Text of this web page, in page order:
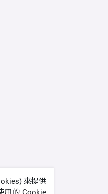
來提供
用的 Cookie